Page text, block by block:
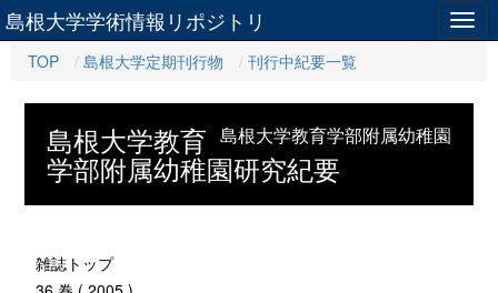
島根大学学術情報リポジトリ
TOP 島根大学定期刊行物 刊行中紀要一覧
島根大学教育学部附属幼稚園
島根大学教育
学部附属幼稚園研究紀要
雑誌トップ